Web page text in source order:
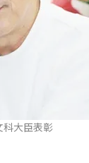
科大臣表彰